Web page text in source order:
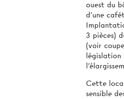
ouest du
d’une
3 pièces)
(voir
Cette
sensible